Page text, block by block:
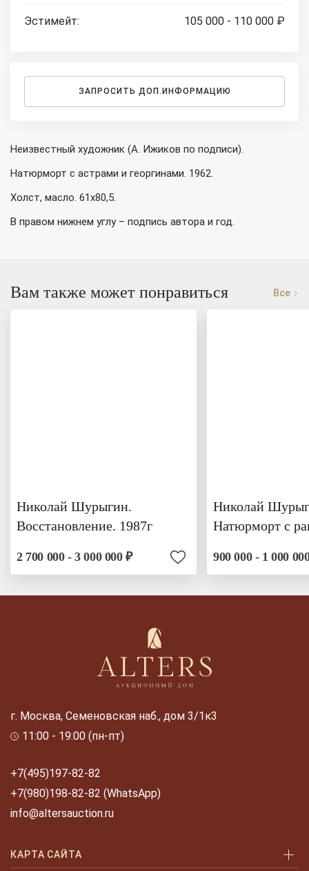
Эстимейт: 105 000 - 110 000 ₽
ЗАПРОСИТЬ ДОП.ИНФОРМАЦИЮ
Неизвестный художник (А. Ижиков по подписи).
Натюрморт с астрами и георгинами. 1962.
Холст, масло. 61х80,5.
В правом нижнем углу – подпись автора и год.
Вам также может понравиться Все
Николай Шурыгин.
Восстановление. 1987г
2 700 000 - 3 000 000 ₽
Николай
Натюрморт с
900 000 - 1 000
г. Москва, Семеновская наб., дом 3/1к3
11:00 - 19:00 (пн-пт)
+7(495)197-82-82
+7(980)198-82-82 (WhatsApp)
info@altersauction.ru
КАРТА САЙТА